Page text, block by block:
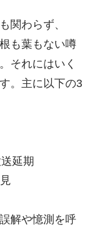
関わらず、
も葉もない噂
それにはいく
。主に以下の3
延期
解や憶測を呼